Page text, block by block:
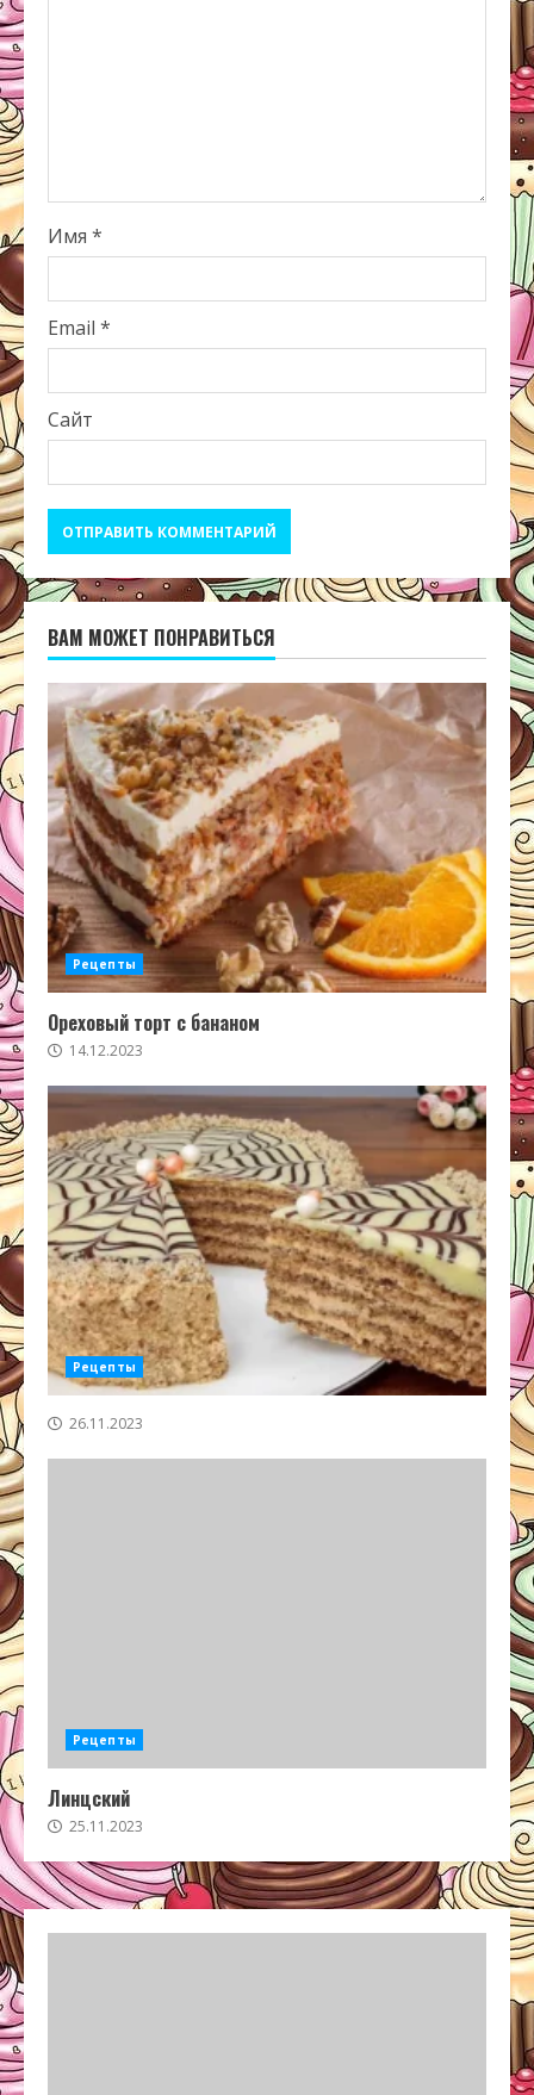
Имя *
Email *
Сайт
ВАМ МОЖЕТ ПОНРАВИТЬСЯ
Рецепты
Ореховый торт с бананом
14.12.2023
Рецепты
26.11.2023
Рецепты
Линцский
25.11.2023